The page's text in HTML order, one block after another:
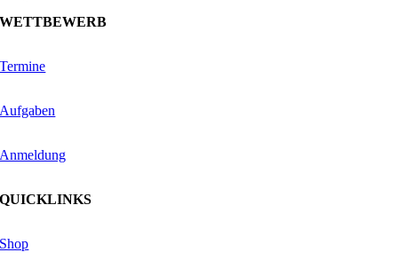
WETTBEWERB
Termine
Aufgaben
Anmeldung
QUICKLINKS
Shop